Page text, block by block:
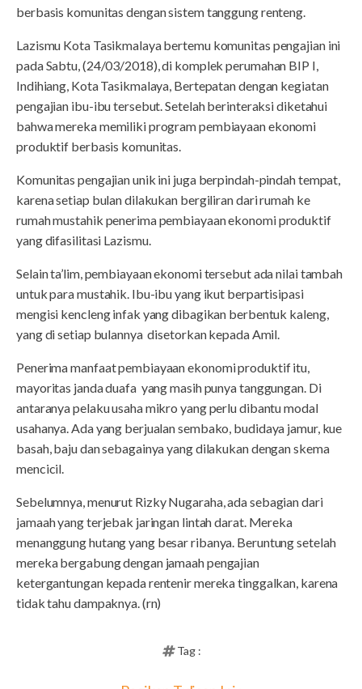
berbasis komunitas dengan sistem tanggung renteng.
Lazismu Kota Tasikmalaya bertemu komunitas pengajian ini
pada Sabtu, (24/03/2018), di komplek perumahan BIP I,
Indihiang, Kota Tasikmalaya, Bertepatan dengan kegiatan
pengajian ibu-ibu tersebut. Setelah berinteraksi diketahui
bahwa mereka memiliki program pembiayaan ekonomi
produktif berbasis komunitas.
Komunitas pengajian unik ini juga berpindah-pindah tempat,
karena setiap bulan dilakukan bergiliran dari rumah ke
rumah mustahik penerima pembiayaan ekonomi produktif
yang difasilitasi Lazismu.
Selain ta’lim, pembiayaan ekonomi tersebut ada nilai tambah
untuk para mustahik. Ibu-ibu yang ikut berpartisipasi
mengisi kencleng infak yang dibagikan berbentuk kaleng,
yang di setiap bulannya disetorkan kepada Amil.
Penerima manfaat pembiayaan ekonomi produktif itu,
mayoritas janda duafa yang masih punya tanggungan. Di
antaranya pelaku usaha mikro yang perlu dibantu modal
usahanya. Ada yang berjualan sembako, budidaya jamur, kue
basah, baju dan sebagainya yang dilakukan dengan skema
mencicil.
Sebelumnya, menurut Rizky Nugaraha, ada sebagian dari
jamaah yang terjebak jaringan lintah darat. Mereka
menanggung hutang yang besar ribanya. Beruntung setelah
mereka bergabung dengan jamaah pengajian
ketergantungan kepada rentenir mereka tinggalkan, karena
tidak tahu dampaknya. (rn)
Tag :